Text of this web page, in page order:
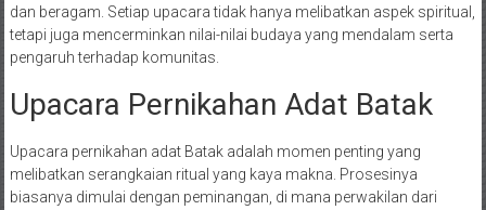
dan beragam. Setiap upacara tidak hanya melibatkan aspek spiritual,
tetapi juga mencerminkan nilai-nilai budaya yang mendalam serta
pengaruh terhadap komunitas.
Upacara Pernikahan Adat Batak
Upacara pernikahan adat Batak adalah momen penting yang
melibatkan serangkaian ritual yang kaya makna. Prosesinya
biasanya dimulai dengan peminangan, di mana perwakilan dari